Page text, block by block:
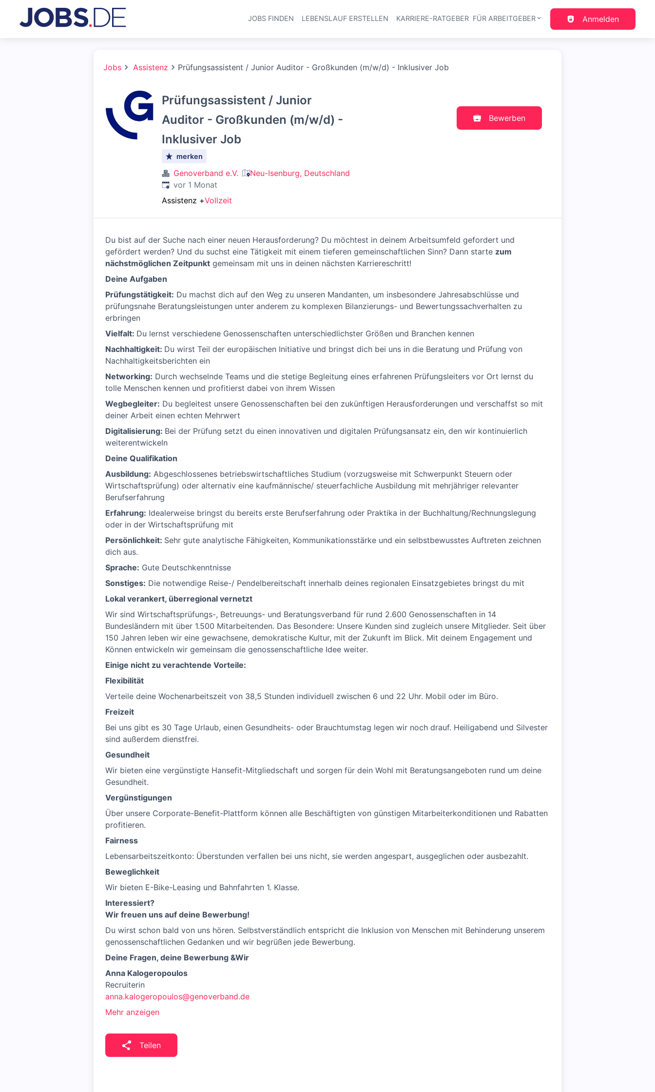
Haupt-Navigation
JOBS FINDEN LEBENSLAUF ERSTELLEN KARRIERE-RATGEBER FÜR ARBEITGEBER Anmelden
Jobs Assistenz Prüfungsassistent / Junior Auditor - Großkunden (m/w/d) - Inklusiver Job
Prüfungsassistent / Junior
Auditor - Großkunden (m/w/d) -
Inklusiver Job
merken
Genoverband e.V.
Neu-Isenburg, Deutschland
Veröffentlicht:
vor 1 Monat
Assistenz +Vollzeit
Bewerben
Du bist auf der Suche nach einer neuen Herausforderung? Du möchtest in deinem Arbeitsumfeld gefordert und
gefördert werden? Und du suchst eine Tätigkeit mit einem tieferen gemeinschaftlichen Sinn? Dann starte zum
nächstmöglichen Zeitpunkt gemeinsam mit uns in deinen nächsten Karriereschritt!
Deine Aufgaben
Prüfungstätigkeit: Du machst dich auf den Weg zu unseren Mandanten, um insbesondere Jahresabschlüsse und
prüfungsnahe Beratungsleistungen unter anderem zu komplexen Bilanzierungs- und Bewertungssachverhalten zu
erbringen
Vielfalt: Du lernst verschiedene Genossenschaften unterschiedlichster Größen und Branchen kennen
Nachhaltigkeit: Du wirst Teil der europäischen Initiative und bringst dich bei uns in die Beratung und Prüfung von
Nachhaltigkeitsberichten ein
Networking: Durch wechselnde Teams und die stetige Begleitung eines erfahrenen Prüfungsleiters vor Ort lernst du
tolle Menschen kennen und profitierst dabei von ihrem Wissen
Wegbegleiter: Du begleitest unsere Genossenschaften bei den zukünftigen Herausforderungen und verschaffst so mit
deiner Arbeit einen echten Mehrwert
Digitalisierung: Bei der Prüfung setzt du einen innovativen und digitalen Prüfungsansatz ein, den wir kontinuierlich
weiterentwickeln
Deine Qualifikation
Ausbildung: Abgeschlossenes betriebswirtschaftliches Studium (vorzugsweise mit Schwerpunkt Steuern oder
Wirtschaftsprüfung) oder alternativ eine kaufmännische/ steuerfachliche Ausbildung mit mehrjähriger relevanter
Berufserfahrung
Erfahrung: Idealerweise bringst du bereits erste Berufserfahrung oder Praktika in der Buchhaltung/Rechnungslegung
oder in der Wirtschaftsprüfung mit
Persönlichkeit: Sehr gute analytische Fähigkeiten, Kommunikationsstärke und ein selbstbewusstes Auftreten zeichnen
dich aus.
Sprache: Gute Deutschkenntnisse
Sonstiges: Die notwendige Reise-/ Pendelbereitschaft innerhalb deines regionalen Einsatzgebietes bringst du mit
Lokal verankert, überregional vernetzt
Wir sind Wirtschaftsprüfungs-, Betreuungs- und Beratungsverband für rund 2.600 Genossen­schaften in 14
Bundesländern mit über 1.500 Mitarbeitenden. Das Besondere: Unsere Kunden sind zugleich unsere Mitglieder. Seit über
150 Jahren leben wir eine gewachsene, demokratische Kultur, mit der Zukunft im Blick. Mit deinem Engagement und
Können entwickeln wir gemeinsam die genossen­schaftliche Idee weiter.
Einige nicht zu verachtende Vorteile:
Flexibilität
Verteile deine Wochenarbeitszeit von 38,5 Stunden individuell zwischen 6 und 22 Uhr. Mobil oder im Büro.
Freizeit
Bei uns gibt es 30 Tage Urlaub, einen Gesundheits- oder Brauchtumstag legen wir noch drauf. Heiligabend und Silvester
sind außerdem dienstfrei.
Gesundheit
Wir bieten eine vergünstigte Hansefit-Mitgliedschaft und sorgen für dein Wohl mit Beratungsangeboten rund um deine
Gesundheit.
Vergünstigungen
Über unsere Corporate-Benefit-Plattform können alle Beschäftigten von günstigen Mitarbeiterkonditionen und Rabatten
profitieren.
Fairness
Lebensarbeitszeitkonto: Überstunden verfallen bei uns nicht, sie werden angespart, ausgeglichen oder ausbezahlt.
Beweglichkeit
Wir bieten E-Bike-Leasing und Bahnfahrten 1. Klasse.
Interessiert?
Wir freuen uns auf deine Bewerbung!
Du wirst schon bald von uns hören. Selbstverständlich entspricht die Inklusion von Menschen mit Behinderung unserem
genossenschaftlichen Gedanken und wir begrüßen jede Bewerbung.
Deine Fragen, deine Bewerbung &Wir
Anna Kalogeropoulos
Recruiterin
anna.kalogeropoulos@genoverband.de
Mehr anzeigen
Teilen